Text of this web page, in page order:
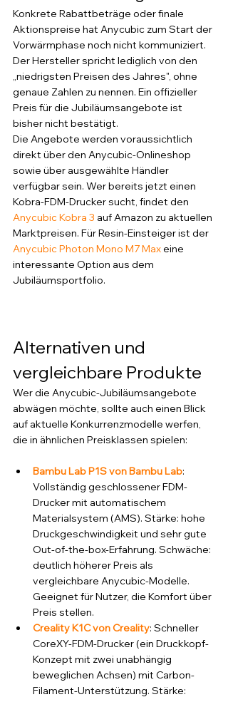
Konkrete Rabattbeträge oder finale
Aktionspreise hat Anycubic zum Start der
Vorwärmphase noch nicht kommuniziert.
Der Hersteller spricht lediglich von den
„niedrigsten Preisen des Jahres", ohne
genaue Zahlen zu nennen. Ein offizieller
Preis für die Jubiläumsangebote ist
bisher nicht bestätigt.
Die Angebote werden voraussichtlich
direkt über den Anycubic-Onlineshop
sowie über ausgewählte Händler
verfügbar sein. Wer bereits jetzt einen
Kobra-FDM-Drucker sucht, findet den
Anycubic Kobra 3 auf Amazon zu aktuellen
Marktpreisen. Für Resin-Einsteiger ist der
Anycubic Photon Mono M7 Max eine
interessante Option aus dem
Jubiläumsportfolio.
Alternativen und
vergleichbare Produkte
Wer die Anycubic-Jubiläumsangebote
abwägen möchte, sollte auch einen Blick
auf aktuelle Konkurrenzmodelle werfen,
die in ähnlichen Preisklassen spielen:
Bambu Lab P1S von Bambu Lab:
Vollständig geschlossener FDM-
Drucker mit automatischem
Materialsystem (AMS). Stärke: hohe
Druckgeschwindigkeit und sehr gute
Out-of-the-box-Erfahrung. Schwäche:
deutlich höherer Preis als
vergleichbare Anycubic-Modelle.
Geeignet für Nutzer, die Komfort über
Preis stellen.
Creality K1C von Creality: Schneller
CoreXY-FDM-Drucker (ein Druckkopf-
Konzept mit zwei unabhängig
beweglichen Achsen) mit Carbon-
Filament-Unterstützung. Stärke: